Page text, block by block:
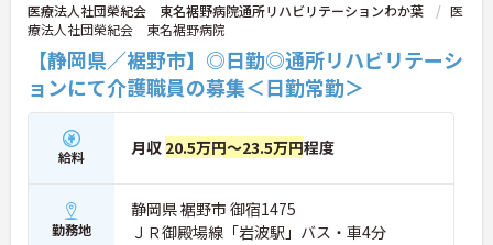
医療法人社団榮紀会 東名裾野病院通所リハビリテーションわか葉
医
療法人社団榮紀会 東名裾野病院
【静岡県／裾野市】◎日勤◎通所リハビリテーシ
ョンにて介護職員の募集＜日勤常勤＞
給料 月収 20.5万円～23.5万円程度
勤務地
静岡県 裾野市 御宿1475
ＪＲ御殿場線「岩波駅」バス・車4分